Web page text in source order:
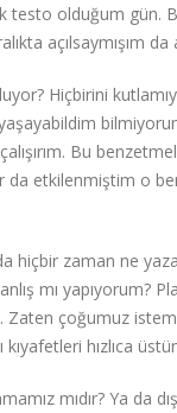
testo olduğum gün.
açılsaymışım
Hiçbirini
Bu
etkilenmiştim o
hiçbir zaman ne
mı yapıyorum?
Zaten çoğumuz
hızlıca
mıdır? Ya da